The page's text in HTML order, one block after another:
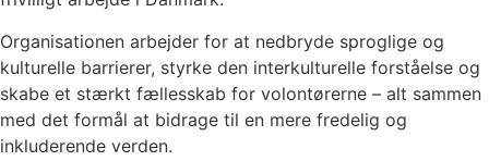
Organisationen arbejder for at nedbryde sproglige og
kulturelle barrierer, styrke den interkulturelle forståelse og
skabe et stærkt fællesskab for volontørerne – alt sammen
med det formål at bidrage til en mere fredelig og
inkluderende verden.